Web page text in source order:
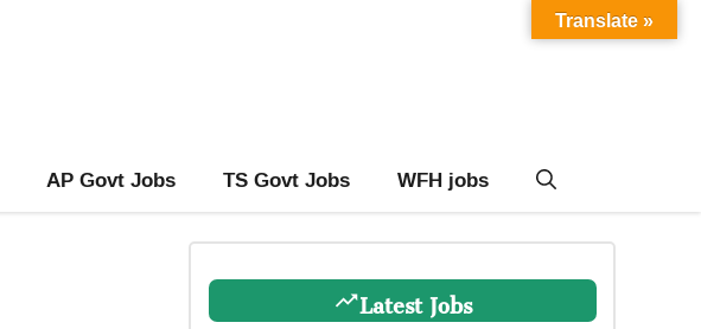
AP Govt Jobs TS Govt Jobs WFH jobs
Latest Jobs
Translate »